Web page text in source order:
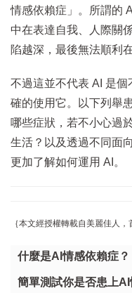
情感依賴症」。所謂的
中在表達自我、人際關
陷越深，最後無法順利
不過這並不代表 AI 是
確的使用它。以下列舉
哪些症狀，若不小心過
生活？以及透過不同面
更加了解如何運用 AI。
｛本文經授權轉載自美麗佳人，
什麼是AI情感依賴症？
簡單測試你是否患上